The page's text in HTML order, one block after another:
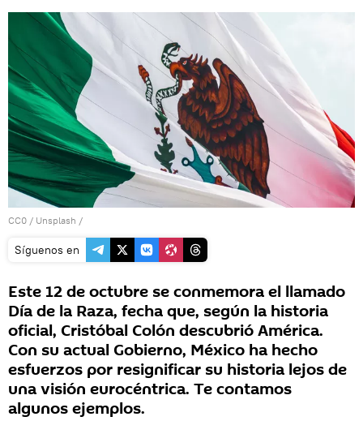
CC0 / Unsplash /
Síguenos en
Este 12 de octubre se conmemora el llamado
Día de la Raza, fecha que, según la historia
oficial, Cristóbal Colón descubrió América.
Con su actual Gobierno, México ha hecho
esfuerzos por resignificar su historia lejos de
una visión eurocéntrica. Te contamos
algunos ejemplos.